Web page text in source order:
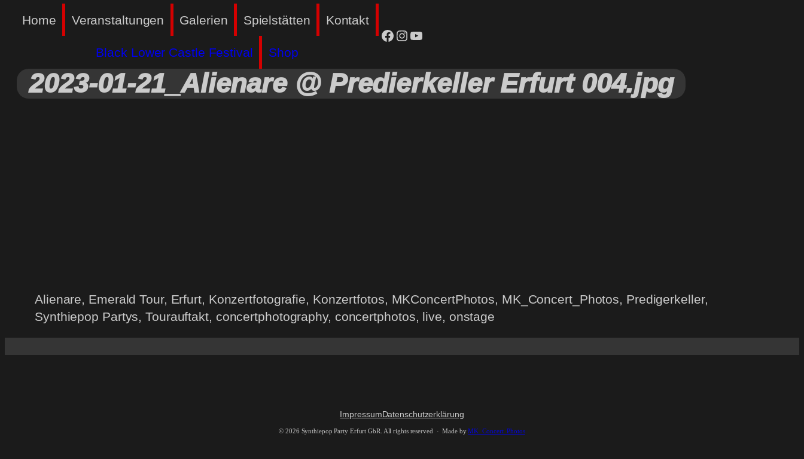
Home Veranstaltungen Galerien Spielstätten Kontakt
Black Lower Castle Festival Shop
facebook
Instagram
YouTube
2023-01-21_Alienare @ Predierkeller Erfurt 004.jpg
Alienare, Emerald Tour, Erfurt, Konzertfotografie, Konzertfotos, MKConcertPhotos, MK_Concert_Photos, Predigerkeller,
Synthiepop Partys, Tourauftakt, concertphotography, concertphotos, live, onstage
ImpressumDatenschutzerklärung
©2026 Synthiepop Party Erfurt GbR. All rights reserved · Made byMK_Concert_Photos